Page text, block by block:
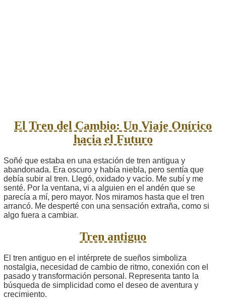
El Tren del Cambio: Un Viaje Onírico
hacia el Futuro
Soñé que estaba en una estación de tren antigua y
abandonada. Era oscuro y había niebla, pero sentía que
debía subir al tren. Llegó, oxidado y vacío. Me subí y me
senté. Por la ventana, vi a alguien en el andén que se
parecía a mí, pero mayor. Nos miramos hasta que el tren
arrancó. Me desperté con una sensación extraña, como si
algo fuera a cambiar.
Tren antiguo
El tren antiguo en el intérprete de sueños simboliza
nostalgia, necesidad de cambio de ritmo, conexión con el
pasado y transformación personal. Representa tanto la
búsqueda de simplicidad como el deseo de aventura y
crecimiento.